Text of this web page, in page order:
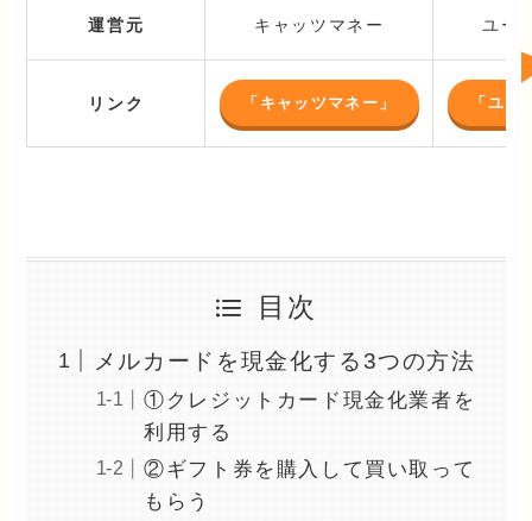
運営元 キャッツマネー ユー
リンク 「キャッツマネー」 「ユー
目次
メルカードを現金化する3つの方法
①クレジットカード現金化業者を
利用する
②ギフト券を購入して買い取って
もらう